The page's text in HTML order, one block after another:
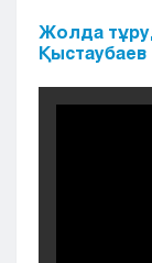
Караганда
Кокшетау
Костанай
Жолда
Қыстаубаев